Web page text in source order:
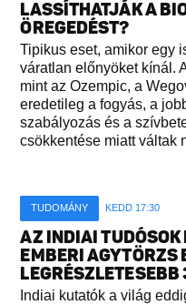
LASSÍTHATJÁK A
ÖREGEDÉST?
Tipikus eset, amikor egy
váratlan előnyöket kínál.
mint az Ozempic, a
eredetileg a fogyás, a
szabályozás és a
csökkentése miatt váltak
TUDOMÁNY KEDD 17:30
AZ INDIAI TUDÓSOK
EMBERI AGYTÖRZS
Indiai kutatók a világ